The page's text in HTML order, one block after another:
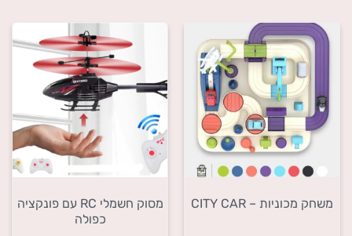
משחק מכוניות – CITY CAR
מסוק חשמלי RC עם פונקציה
כפולה